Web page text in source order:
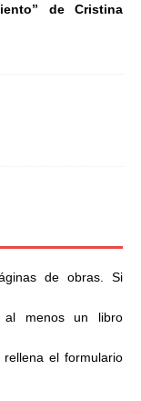
de Cristina
de obras. Si
al menos un libro
el formulario